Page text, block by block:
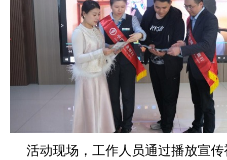
活动现场，工作人员通过播放宣传